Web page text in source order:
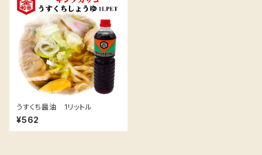
うすくち醤油 1リットル
¥562